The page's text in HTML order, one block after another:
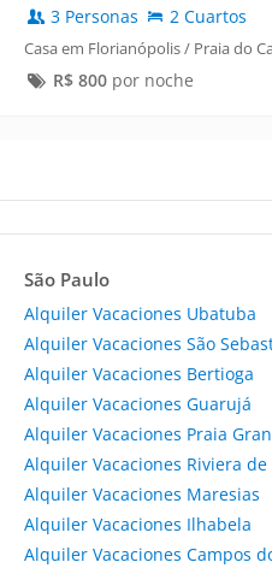
3 Personas 2 Cuartos
Casa em Florianópolis / Praia do
R$ 800por noche
São Paulo
Alquiler Vacaciones Ubatuba
Alquiler Vacaciones São
Alquiler Vacaciones Bertioga
Alquiler Vacaciones Guarujá
Alquiler Vacaciones Praia
Alquiler Vacaciones Riviera de
Alquiler Vacaciones Maresias
Alquiler Vacaciones Ilhabela
Alquiler Vacaciones Campos